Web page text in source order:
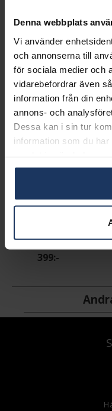
Denna webbplats
Vi använder
och annonserna till
för sociala medier och
vidarebefordrar även
information från din
annons- och
Dessa kan i sin tur
information som du
BREDD CA (MM)
HÖJD CA (MM)
MODELL
MATERIAL
DETALJER
Matchande
SYSTER P
399:-